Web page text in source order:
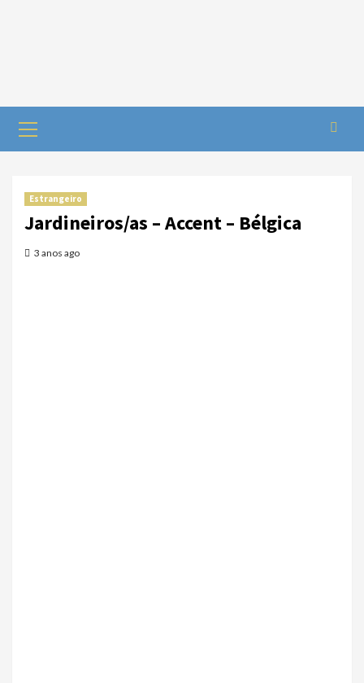
Estrangeiro
Jardineiros/as – Accent – Bélgica
3 anos ago